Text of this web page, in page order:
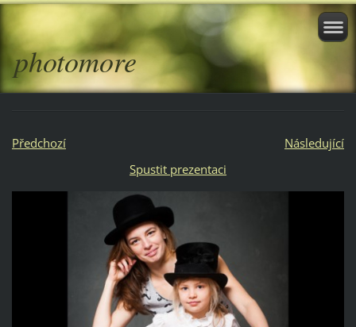
photomore
Předchozí
Následující
Spustit prezentaci